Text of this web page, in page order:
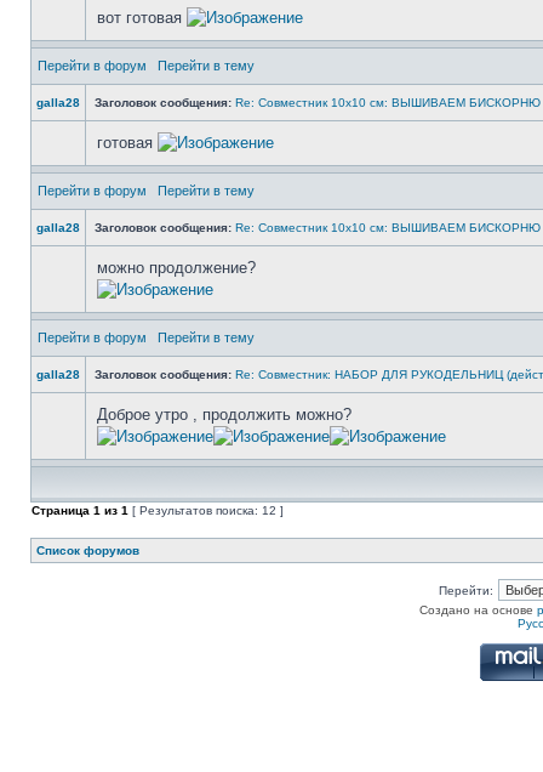
вот готовая
Перейти в форум Перейти в тему
galla28 Заголовок сообщения: Re: Совместник 10х10 см: ВЫШИВАЕМ БИСКОРНЮ
готовая
Перейти в форум Перейти в тему
galla28 Заголовок сообщения: Re: Совместник 10х10 см: ВЫШИВАЕМ БИСКОРНЮ
можно продолжение?
Перейти в форум Перейти в тему
galla28 Заголовок сообщения: Re: Совместник: НАБОР ДЛЯ РУКОДЕЛЬНИЦ
Доброе утро , продолжить можно?
Страница 1 из 1 [ Результатов поиска: 12 ]
Список форумов
Перейти:
Создано на основе